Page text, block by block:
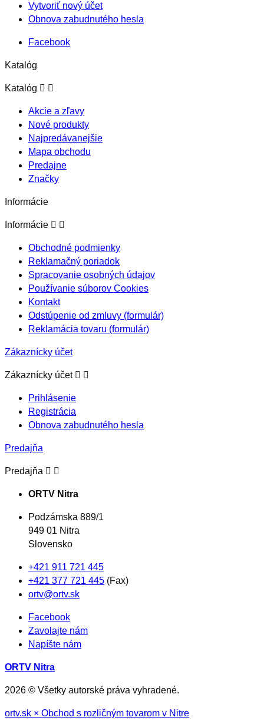
Vytvoriť nový účet
Obnova zabudnutého hesla
Facebook
Katalóg
Katalóg  
Akcie a zľavy
Nové produkty
Najpredávanejšie
Mapa obchodu
Predajne
Značky
Informácie
Informácie  
Obchodné podmienky
Reklamačný poriadok
Spracovanie osobných údajov
Používanie súborov Cookies
Kontakt
Odstúpenie od zmluvy (formulár)
Reklamácia tovaru (formulár)
Zákaznícky účet
Zákaznícky účet  
Prihlásenie
Registrácia
Obnova zabudnutého hesla
Predajňa
Predajňa  
ORTV Nitra
Podzámska 889/1
949 01 Nitra
Slovensko
+421 911 721 445
+421 377 721 445 (Fax)
ortv@ortv.sk
Facebook
Zavolajte nám
Napíšte nám
ORTV Nitra
2026 © Všetky autorské práva vyhradené.
ortv.sk × Obchod s rozličným tovarom v Nitre